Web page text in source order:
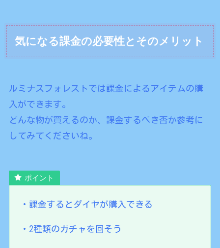
気になる課金の必要性とそのメリット
ルミナスフォレストでは課金によるアイテムの購
入ができます。
どんな物が買えるのか、課金するべき否か参考に
してみてくださいね。
ポイント
・課金するとダイヤが購入できる
・2種類のガチャを回そう